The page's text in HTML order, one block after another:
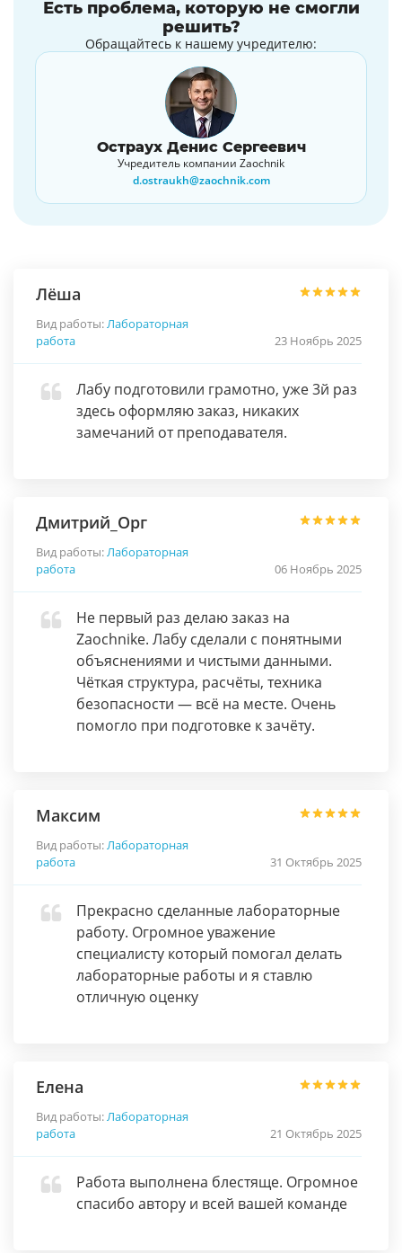
Есть проблема, которую не смогли
решить?
Обращайтесь к нашему учредителю:
Остраух Денис Сергеевич
Учредитель компании Zaochnik
d.ostraukh@zaochnik.com
Лёша
Вид работы:Лабораторная
работа
23 Ноябрь 2025
Лабу подготовили грамотно, уже 3й раз
здесь оформляю заказ, никаких
замечаний от преподавателя.
Дмитрий_Орг
Вид работы:Лабораторная
работа
06 Ноябрь 2025
Не первый раз делаю заказ на
Zaochnike. Лабу сделали с понятными
объяснениями и чистыми данными.
Чёткая структура, расчёты, техника
безопасности — всё на месте. Очень
помогло при подготовке к зачёту.
Максим
Вид работы:Лабораторная
работа
31 Октябрь 2025
Прекрасно сделанные лабораторные
работу. Огромное уважение
специалисту который помогал делать
лабораторные работы и я ставлю
отличную оценку
Елена
Вид работы:Лабораторная
работа
21 Октябрь 2025
Работа выполнена блестяще. Огромное
спасибо автору и всей вашей команде